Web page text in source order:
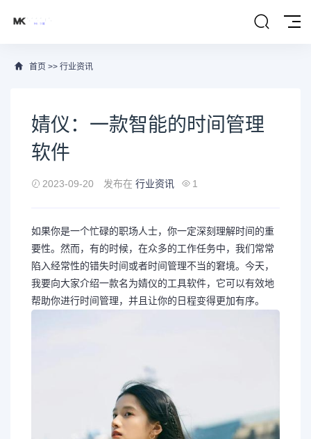
首页 >> 行业资讯
婧仪：一款智能的时间管理
软件
2023-09-20 发布在 行业资讯 1
如果你是一个忙碌的职场人士，你一定深刻理解时间的重
要性。然而，有的时候，在众多的工作任务中，我们常常
陷入经常性的错失时间或者时间管理不当的窘境。今天，
我要向大家介绍一款名为婧仪的工具软件，它可以有效地
帮助你进行时间管理，并且让你的日程变得更加有序。